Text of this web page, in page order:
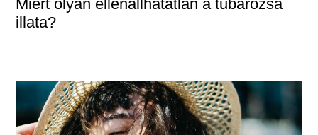
Miért olyan ellenállhatatlan a tubarózsa
illata?